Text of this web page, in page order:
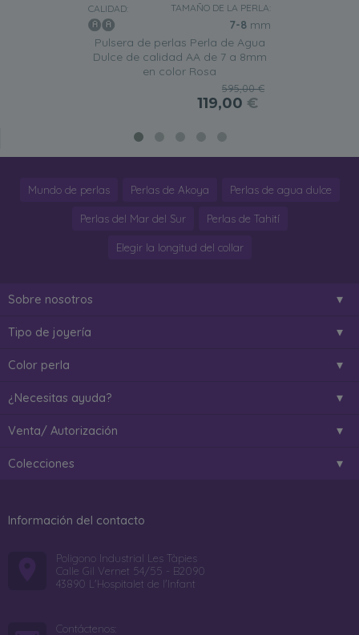
CALIDAD: TAMAÑO DE LA PERLA:
7-8 mm
Pulsera de perlas Perla de Agua
Dulce de calidad AA de 7 a 8mm
en color Rosa
595,00 €
119,00 €
Mundo de perlas Perlas de Akoya Perlas de agua dulce
Perlas del Mar del Sur Perlas de Tahití
Elegir la longitud del collar
Sobre nosotros
Tipo de joyería
Color perla
¿Necesitas ayuda?
Venta/ Autorización
Colecciones
Información del contacto
Poligono Industrial Les Tàpies
Calle Gil Vernet 54/55 - B2090
43890 L'Hospitalet de l'Infant
Contáctenos: